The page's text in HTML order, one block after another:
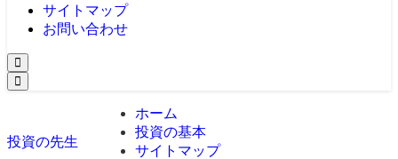
サイトマップ
お問い合わせ
投資の先生
ホーム
投資の基本
サイトマップ